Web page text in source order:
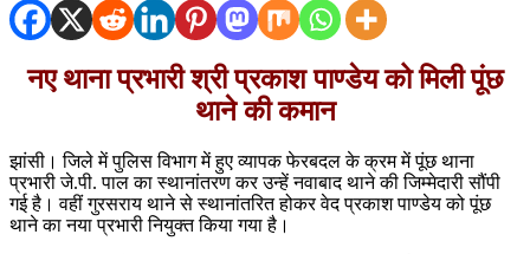
नए थाना प्रभारी श्री प्रकाश पाण्डेय को मिली पूंछ
थाने की कमान
झांसी। जिले में पुलिस विभाग में हुए व्यापक फेरबदल के क्रम में पूंछ थाना
प्रभारी जे.पी. पाल का स्थानांतरण कर उन्हें नवाबाद थाने की जिम्मेदारी सौंपी
गई है। वहीं गुरसराय थाने से स्थानांतरित होकर वेद प्रकाश पाण्डेय को पूंछ
थाने का नया प्रभारी नियुक्त किया गया है।